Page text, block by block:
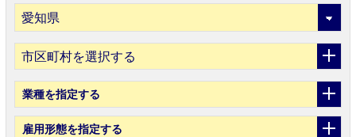
市区町村を選択する
業種を指定する
雇用形態を指定する